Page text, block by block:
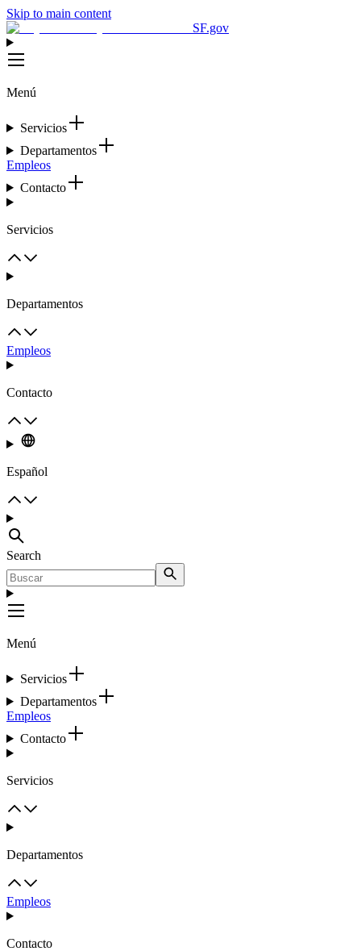
Skip to main content
SF.gov
Menú
Servicios
Departamentos
Empleos
Contacto
Servicios
Departamentos
Empleos
Contacto
Español
Search
Menú
Servicios
Departamentos
Empleos
Contacto
Servicios
Departamentos
Empleos
Contacto